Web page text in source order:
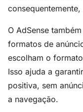
O AdSense
formatos de
escolham o
Isso ajuda a
positiva, sem
a navegação.